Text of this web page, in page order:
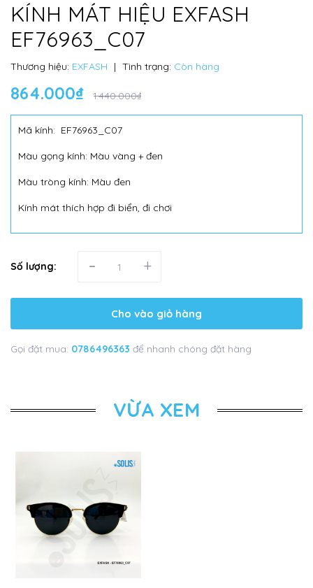
KÍNH MÁT HIỆU EXFASH
EF76963_C07
Thương hiệu: EXFASH | Tình trạng: Còn hàng
864.000₫ 1.440.000₫
Mã kính: EF76963_C07
Màu gọng kính: Màu vàng + đen
Màu tròng kính: Màu đen
Kính mát thích hợp đi biển, đi chơi
Số lượng: - +
Cho vào giỏ hàng
Gọi đặt mua: 0786496363 để nhanh chóng đặt hàng
VỪA XEM